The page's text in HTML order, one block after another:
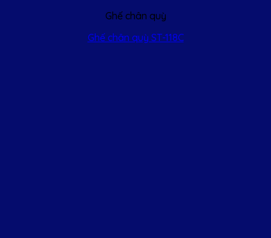
Ghế chân quỳ
Ghế chân quỳ ST-118C